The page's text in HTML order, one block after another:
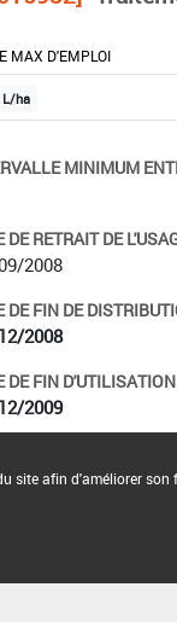
MAX D'EMPLOI
L/ha
MINIMUM
DE RETRAIT DE
2008
DE FIN DE
2008
DE FIN
2009
site afin d'améliorer